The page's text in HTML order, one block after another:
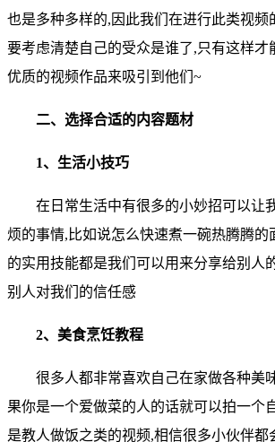
也是多种多样的,因此我们在进行此类视频
要考虑清楚自己的受众是谁了,只有这样才
优质的视频作品来吸引到他们~
二、选择合适的内容题材
1、生活小技巧
在日常生活中有很多的小妙招可以让
烦的事情,比如说怎么快速煮一碗热腾腾的
的实用技能都是我们可以用来分享给别人
别人对我们的信任感
2、美食烹饪教程
很多人都非常喜欢自己在家做各种美
果你是一个爱做菜的人的话就可以拍一个
是教人做饭之类的视频,相信很多小伙伴都